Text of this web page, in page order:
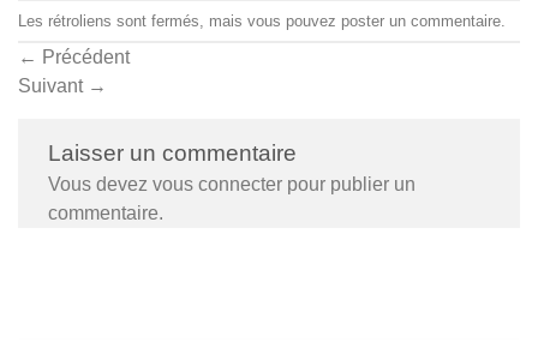
Les rétroliens sont fermés, mais vous pouvez poster un commentaire
← Précédent
Suivant →
Laisser un commentaire
Vous devez vous connecter pour publier un
commentaire.